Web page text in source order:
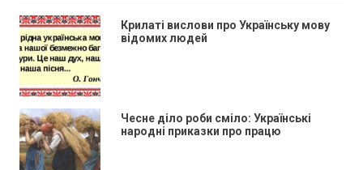
Крилаті вислови про Українську мову
відомих людей
Чесне діло роби сміло: Українські
народні приказки про працю